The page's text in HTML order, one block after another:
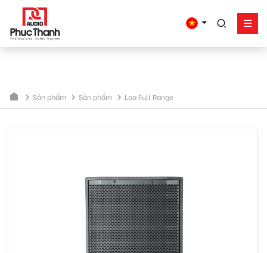
link rel="canonical" href="https://phucthanhaudio.vn/loa-full-
studiomaster-venture12">
verification=yz2nPeAgpmlr59pferIuX8UyGk4jogeTFsPvrVpGyHo
Công trình - dự án
Tel: 0934635766
0909360466
0913346347
0838558833
Sản phẩm Sản phẩm Loa Full Range